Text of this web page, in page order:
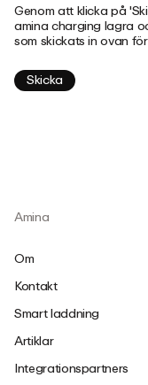
Genom att klicka på
amina charging lagra
som skickats in ovan
Amina
Om
Kontakt
Smart laddning
Artiklar
Integrationspartners